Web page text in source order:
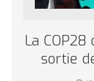
La
sortie